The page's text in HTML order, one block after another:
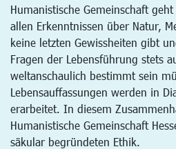
Humanistische Gemeinschaft
allen Erkenntnissen über Natur,
keine letzten Gewissheiten gibt
Fragen der Lebensführung stets
weltanschaulich bestimmt sein
Lebensauffassungen werden in
erarbeitet. In diesem
Humanistische Gemeinschaft
säkular begründeten Ethik.